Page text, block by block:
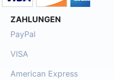
ZAHLUNGEN
PayPal
VISA
American Express